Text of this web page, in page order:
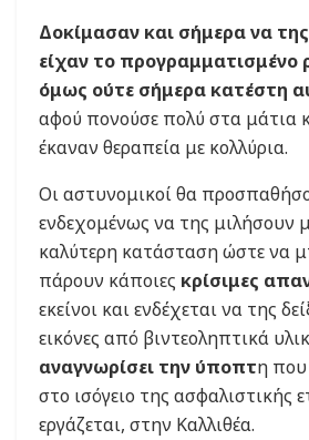
Δοκίμασαν και σήμερα να
είχαν το προγραμματισμένο
όμως ούτε σήμερα κατέστη
αφού πονούσε πολύ στα μάτια
έκαναν θεραπεία με κολλύρια.
Οι αστυνομικοί θα
ενδεχομένως να της μιλήσουν
καλύτερη κατάσταση ώστε να
πάρουν κάποιες κρίσιμες
εκείνοι και ενδέχεται να της
εικόνες από βιντεοληπτικά
αναγνωρίσει την ύποπτη που
στο ισόγειο της ασφαλιστικής
εργάζεται, στην Καλλιθέα.